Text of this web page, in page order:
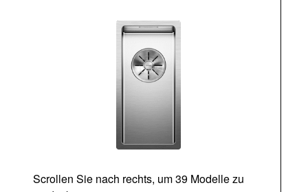
Scrollen Sie nach rechts, um 39 Modelle zu